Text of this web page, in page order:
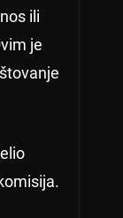
ili
je